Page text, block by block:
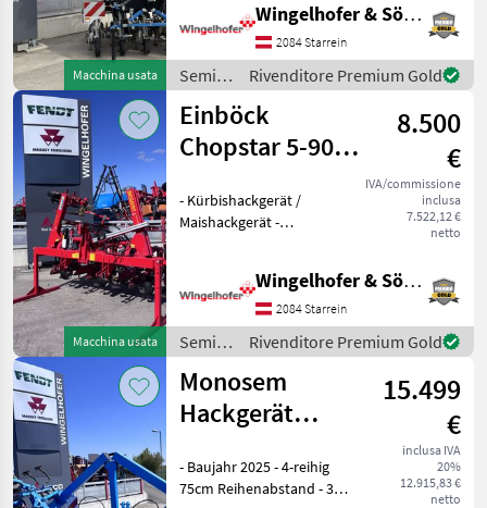
Macchina usata
Culticam mit Terminal
(optional verfügbar) -
Section Control manuell -
13 Hackelemente - Tiefen
Wingelhofer & Söhne GmbH
2084 Starrein
Semina
e cura /
Samo
Rivenditore Premium Gold
Macchina usata
Einböck
Chopstar 5-90
Heckhackgerät
4x90cm
8.500
€
IVA/commissione
inclusa
7.522,12 €
netto
- Kürbishackgerät /
Maishackgerät -
Hydraulische Klappung
beidseitig - Einböck Row
Guard 500 Vorbereitung -
Hackkörpe
Wingelhofer & Söhne GmbH
2084 Starrein
Semina
e cura /
Einböck
Rivenditore Premium Gold
Monosem
Hackgerät
4x75cm
15.499
€
inclusa IVA
20%
12.915,83 €
netto
- Baujahr 2025 - 4-reihig
75cm Reihenabstand - 3